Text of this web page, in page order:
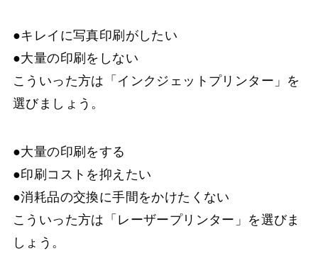
●キレイに写真印刷がしたい
●大量の印刷をしない
こういった方は「インクジェットプリンター」を
選びましょう。
●大量の印刷をする
●印刷コストを抑えたい
●消耗品の交換に手間をかけたくない
こういった方は「レーザープリンター」を選びま
しょう。